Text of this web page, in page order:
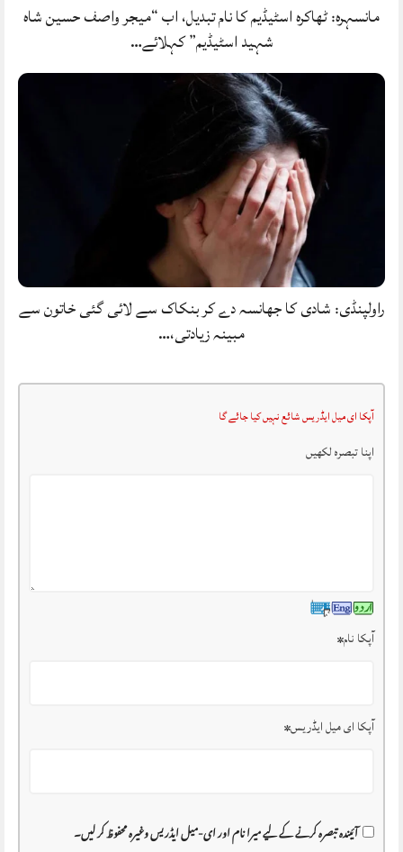
مانسہرہ: ٹھاکرہ اسٹیڈیم کا نام تبدیل، اب “میجر واصف حسین شاہ
شہید اسٹیڈیم” کہلائے…
راولپنڈی: شادی کا جھانسہ دے کر بنکاک سے لائی گئی خاتون سے
مبینہ زیادتی،…
آپکا ای میل ایڈریس شائع نہیں کیا جائے گا
اپنا تبصرہ لکھیں
آپکا نام*
آپکا ای میل ایڈریس*
آئیندہ تبصرہ کرنے کے لیے میرا نام اور ای-میل ایڈریس وغیرہ محفوظ کر لیں۔